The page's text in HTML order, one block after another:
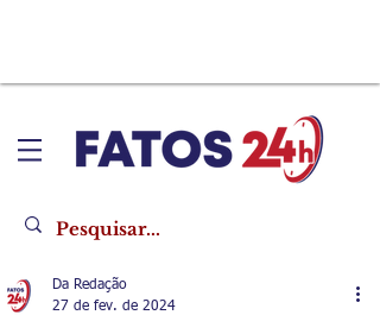
Da Redação
27 de fev. de 2024